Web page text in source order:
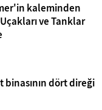
kaleminden
ve Tanklar
dört direği